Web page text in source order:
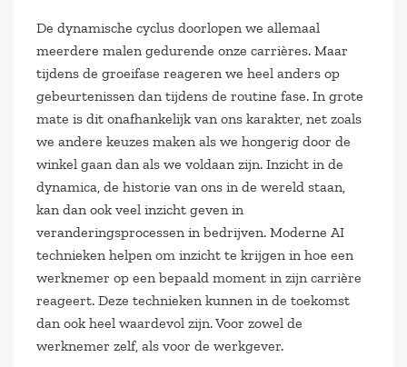
De dynamische cyclus doorlopen we allemaal
meerdere malen gedurende onze carrières. Maar
tijdens de groeifase reageren we heel anders op
gebeurtenissen dan tijdens de routine fase. In grote
mate is dit onafhankelijk van ons karakter, net zoals
we andere keuzes maken als we hongerig door de
winkel gaan dan als we voldaan zijn. Inzicht in de
dynamica, de historie van ons in de wereld staan,
kan dan ook veel inzicht geven in
veranderingsprocessen in bedrijven. Moderne AI
technieken helpen om inzicht te krijgen in hoe een
werknemer op een bepaald moment in zijn carrière
reageert. Deze technieken kunnen in de toekomst
dan ook heel waardevol zijn. Voor zowel de
werknemer zelf, als voor de werkgever.